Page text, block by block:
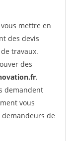
mettre en
des devis
travaux.
des
.
demandent
vous
de